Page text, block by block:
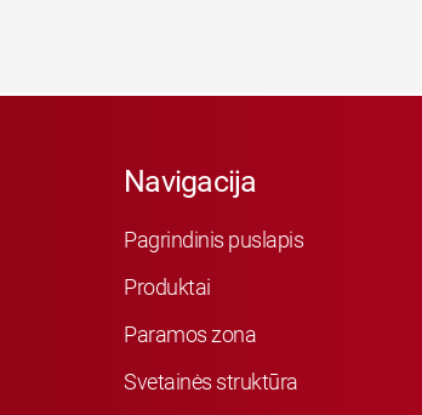
Navigacija
Pagrindinis puslapis
Produktai
Paramos zona
Svetainės struktūra